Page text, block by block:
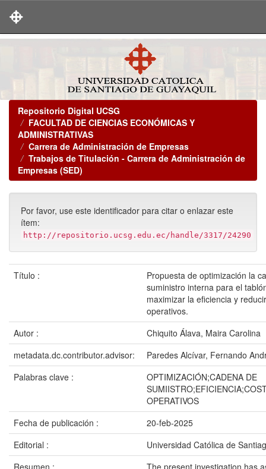
Repositorio Digital UCSG
FACULTAD DE CIENCIAS ECONÓMICAS Y
ADMINISTRATIVAS
Carrera de Administración de Empresas
Trabajos de Titulación - Carrera de Administración de
Empresas (SED)
Por favor, use este identificador para citar o enlazar este
ítem:
http://repositorio.ucsg.edu.ec/handle/3317/24290
Título :
Propuesta de optimización la
suministro interna para el
maximizar la eficiencia y
operativos.
Autor :
Chiquito Álava, Maira Carolina
metadata.dc.contributor.advisor:
Paredes Alcívar, Fernando
Palabras clave :
OPTIMIZACIÓN;CADENA DE
OPERATIVOS
Fecha de publicación :
20-feb-2025
Editorial :
Universidad Católica de
Resumen :
The present investigation has